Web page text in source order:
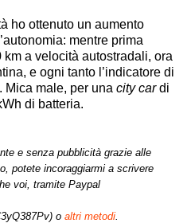
ho ottenuto un aumento
mentre prima
a velocità autostradali, ora
e ogni tanto l’indicatore di
Mica male, per una city cardi
di batteria.
e senza pubblicità grazie alle
potete incoraggiarmi a scrivere
voi, tramite Paypal
o altri metodi